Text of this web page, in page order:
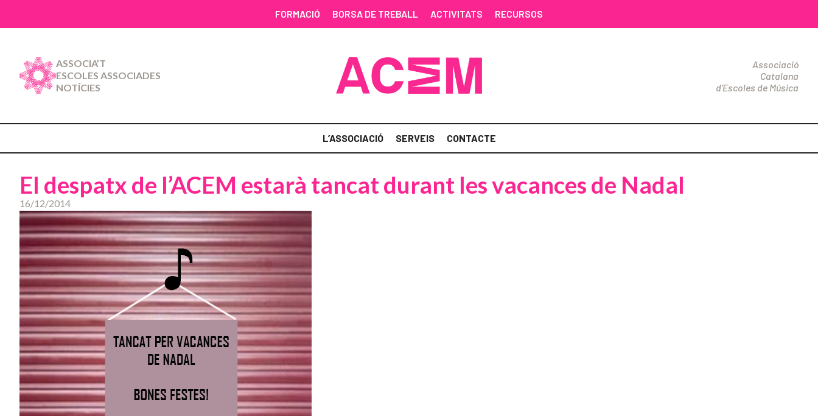
FORMACIÓ BORSA DE TREBALL ACTIVITATS RECURSOS
ASSOCIA’T
ESCOLES ASSOCIADES
NOTÍCIES
Associació
Catalana
d'Escoles de Música
L’ASSOCIACIÓ SERVEIS CONTACTE
El despatx de l’ACEM estarà tancat durant les vacances de Nadal
16/12/2014